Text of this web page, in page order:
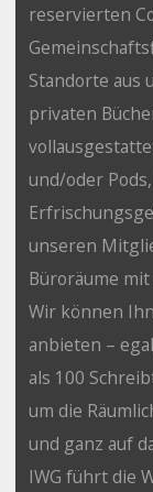
reservierten
Standorte aus
privaten
und/oder
unseren
Büroräume
Wir können
anbieten –
als 100
um die
und ganz auf
IWG führt die